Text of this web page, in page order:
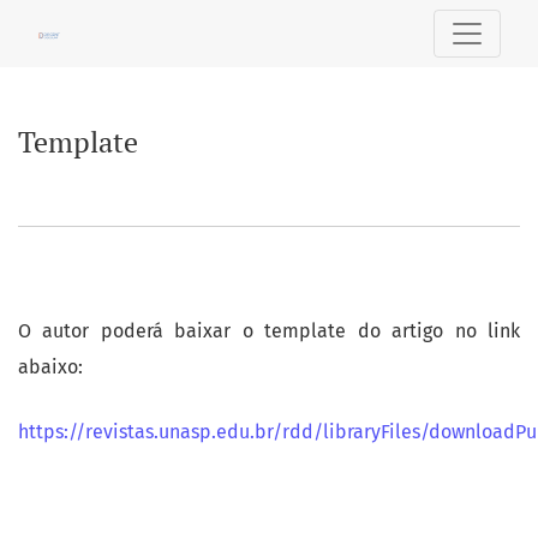
Template
O autor poderá baixar o template do artigo no link
abaixo:
https://revistas.unasp.edu.br/rdd/libraryFiles/